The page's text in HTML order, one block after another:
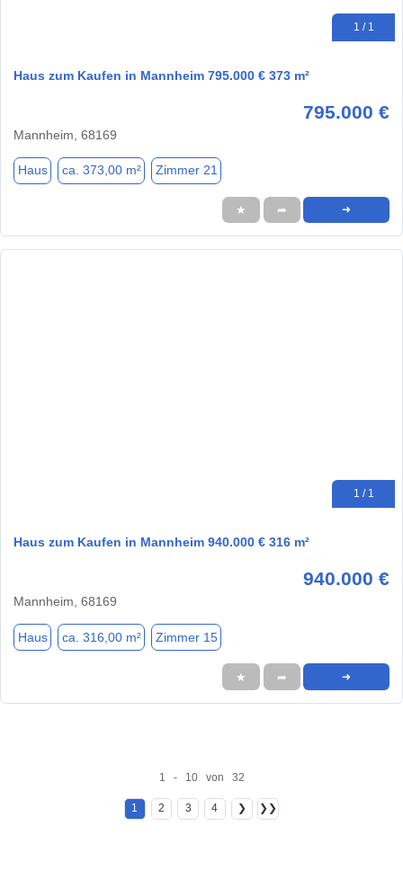
1 / 1
Haus zum Kaufen in Mannheim 795.000 € 373 m²
795.000 €
Mannheim, 68169
Haus ca. 373,00 m² Zimmer 21
★ ➦ ➜
1 / 1
Haus zum Kaufen in Mannheim 940.000 € 316 m²
940.000 €
Mannheim, 68169
Haus ca. 316,00 m² Zimmer 15
★ ➦ ➜
1 - 10 von 32
1 2 3 4 ❯ ❯❯